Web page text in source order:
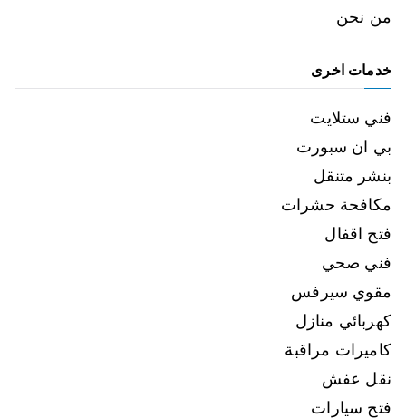
من نحن
خدمات اخرى
فني ستلايت
بي ان سبورت
بنشر متنقل
مكافحة حشرات
فتح اقفال
فني صحي
مقوي سيرفس
كهربائي منازل
كاميرات مراقبة
نقل عفش
فتح سيارات